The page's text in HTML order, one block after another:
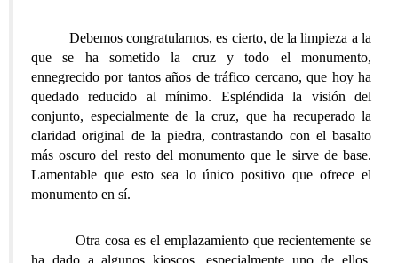
Debemos congratularnos, es cierto, de la limpieza a la
que se ha sometido la cruz y todo el monumento,
ennegrecido por tantos años de tráfico cercano, que hoy ha
quedado reducido al mínimo. Espléndida la visión del
conjunto, especialmente de la cruz, que ha recuperado la
claridad original de la piedra, contrastando con el basalto
más oscuro del resto del monumento que le sirve de base.
Lamentable que esto sea lo único positivo que ofrece el
monumento en sí.
Otra cosa es el emplazamiento que recientemente se
ha dado a algunos kioscos, especialmente uno de ellos,